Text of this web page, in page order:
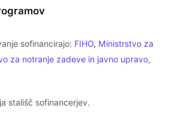
sofinancirajo: FIHO, Ministrstvo za
za notranje zadeve in javno upravo,
stališč sofinancerjev.